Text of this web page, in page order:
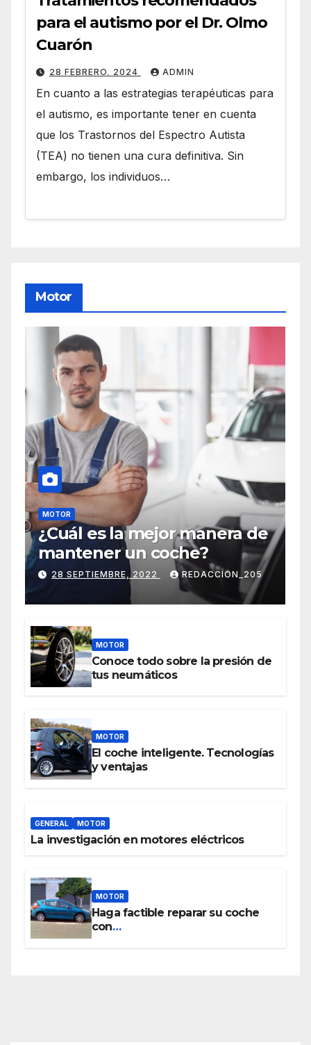
para el autismo por el Dr. Olmo
Cuarón
28 FEBRERO, 2024 ADMIN
En cuanto a las estrategias terapéuticas para
el autismo, es importante tener en cuenta
que los Trastornos del Espectro Autista
(TEA) no tienen una cura definitiva. Sin
embargo, los individuos…
Motor
MOTOR
¿Cuál es la mejor manera de
mantener un coche?
28 SEPTIEMBRE, 2022 REDACCION_205
MOTOR
Conoce todo sobre la presión de
tus neumáticos
MOTOR
El coche inteligente. Tecnologías
y ventajas
GENERAL MOTOR
La investigación en motores eléctricos
MOTOR
Haga factible reparar su coche
con